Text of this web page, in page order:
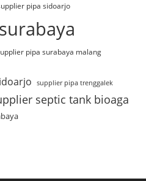
pipa sidoarjo
pipa surabaya malang
supplier pipa trenggalek
septic tank bioaga